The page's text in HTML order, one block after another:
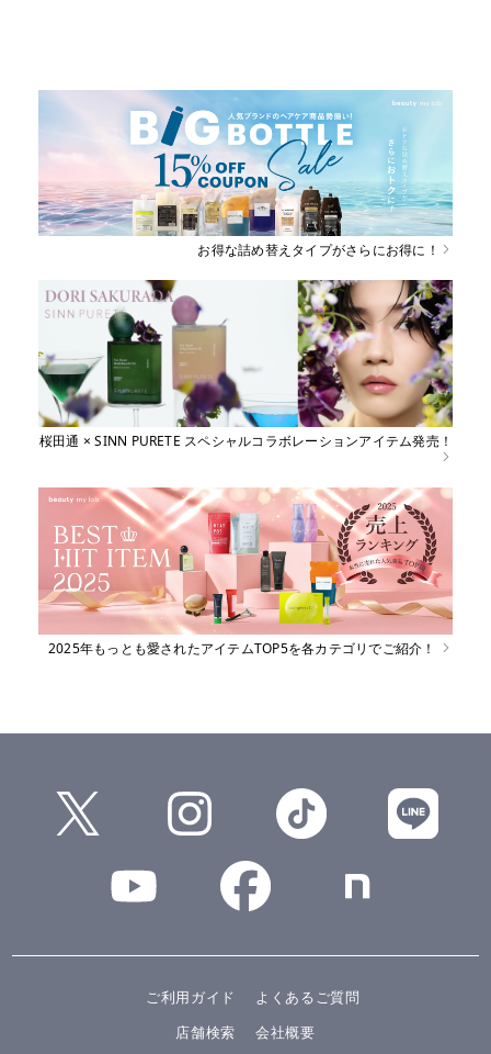
お得な詰め替えタイプがさらにお得に！
桜田通 × SINN PURETE スペシャルコラボレーションアイテム発売！
2025年もっとも愛されたアイテムTOP5を各カテゴリでご紹介！
ご利用ガイド
よくあるご質問
店舗検索
会社概要